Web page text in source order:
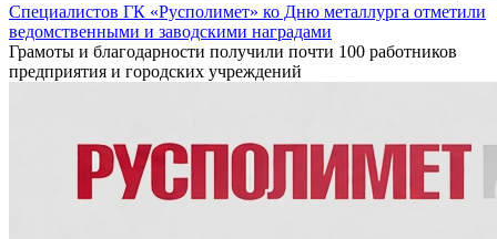
Специалистов ГК «Русполимет» ко Дню металлурга отметили
ведомственными и заводскими наградами
Грамоты и благодарности получили почти 100 работников
предприятия и городских учреждений